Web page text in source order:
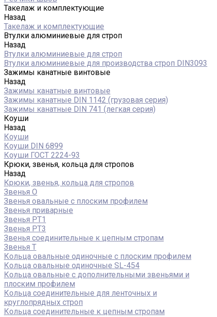
Такелаж и комплектующие
Назад
Такелаж и комплектующие
Втулки алюминиевые для строп
Назад
Втулки алюминиевые для строп
Втулки алюминиевые для производства строп DIN3093
Зажимы канатные винтовые
Назад
Зажимы канатные винтовые
Зажимы канатные DIN 1142 (грузовая серия)
Зажимы канатные DIN 741 (легкая серия)
Коуши
Назад
Коуши
Коуши DIN 6899
Коуши ГОСТ 2224-93
Крюки, звенья, кольца для стропов
Назад
Крюки, звенья, кольца для стропов
Звенья О
Звенья овальные с плоским профилем
Звенья приварные
Звенья РТ1
Звенья РТ3
Звенья соединительные к цепным стропам
Звенья Т
Кольца овальные одиночные c плоским профилем
Кольца овальные одиночные SL-454
Кольца овальные с дополнительными звеньями и
плоским профилем
Кольца соединительные для ленточных и
круглопрядных строп
Кольца соединительные к цепным стропам